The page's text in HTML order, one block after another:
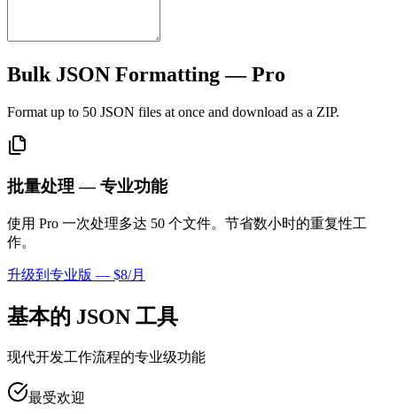
Bulk JSON Formatting— Pro
Format up to 50 JSON files at once and download as a ZIP.
批量处理 — 专业功能
使用 Pro 一次处理多达 50 个文件。节省数小时的重复性工
作。
升级到专业版 — $8/月
基本的 JSON 工具
现代开发工作流程的专业级功能
最受欢迎